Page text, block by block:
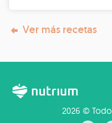
Ver más recetas
2026 ©